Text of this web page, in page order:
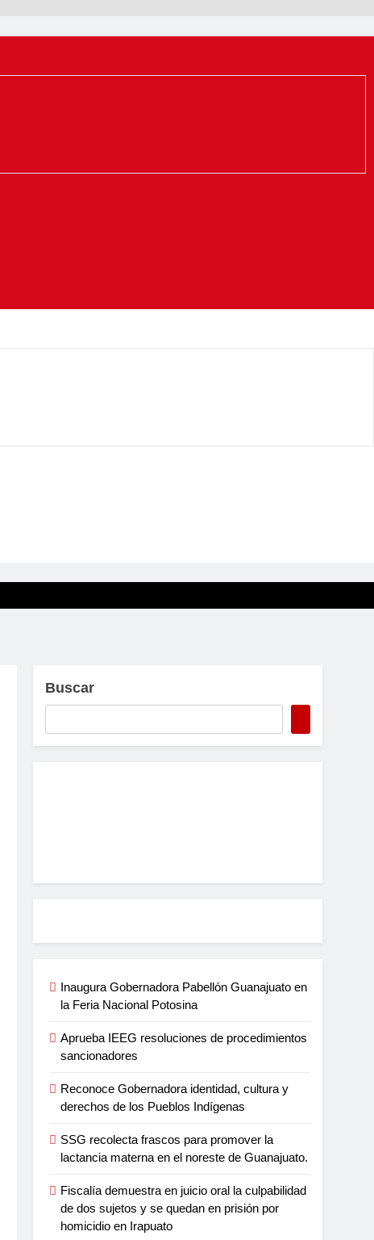
Buscar
Inaugura Gobernadora Pabellón Guanajuato en
la Feria Nacional Potosina
Aprueba IEEG resoluciones de procedimientos
sancionadores
Reconoce Gobernadora identidad, cultura y
derechos de los Pueblos Indígenas
SSG recolecta frascos para promover la
lactancia materna en el noreste de Guanajuato.
Fiscalía demuestra en juicio oral la culpabilidad
de dos sujetos y se quedan en prisión por
homicidio en Irapuato